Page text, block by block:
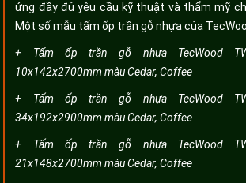
ứng đầy đủ yêu cầu kỹ thuật và thẩm mỹ
Một số mẫu tấm ốp trần gỗ nhựa của
+ Tấm ốp trần gỗ nhựa TecWood
10x142x2700mm màu Cedar, Coffee
+ Tấm ốp trần gỗ nhựa TecWood
34x192x2900mm màu Cedar, Coffee
+ Tấm ốp trần gỗ nhựa TecWood
21x148x2700mm màu Cedar, Coffee